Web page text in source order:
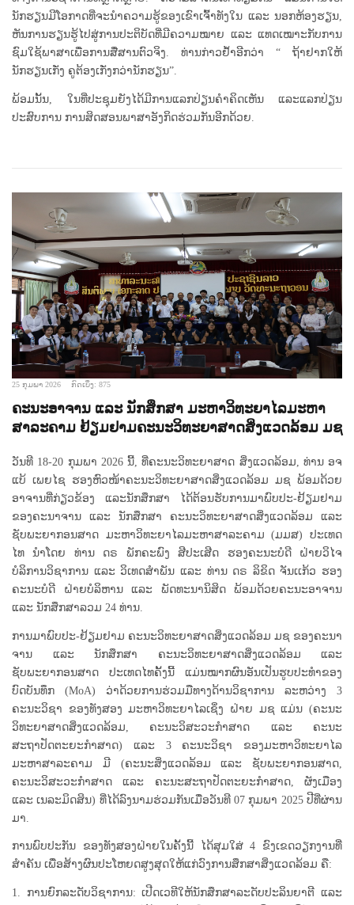
ນັກຮຽນມີໂອກາດທີ່ຈະນໍາຄວາມຮູ້ຂອງເຂົາເຈົ້າທັງໃນ ແລະ ນອກຫ້ອງຮຽນ,
ຫັນການຮຽນຮູ້ໄປສູ່ການປະຕິບັດທີ່ມີຄວາມໝາຍ ແລະ ແທດເໝາະກັບການ
ຊົມໃຊ້ພາສາເພື່ອການສື່ສານຕົວຈິງ. ທ່ານກ່າວຢໍ້າອີກວ່າ “ ຖ້າຢາກໃຫ້
ນັກຮຽນເກັ່ງ ຄູຕ້ອງເກັ່ງກວ່ານັກຮຽນ”.
ພ້ອມນັ້ນ, ໃນທີ່ປະຊຸມຍັງໄດ້ມີການແລກປ່ຽນຄຳຄິດເຫັນ ແລະແລກປ່ຽນ
ປະສົບການ ການສິດສອນພາສາອັງກິດຮ່ວມກັນອີກດ້ວຍ.
25 ກຸມພາ 2026 ກົດເບິ່ງ: 875
ຄະນະອາຈານ ແລະ ນັກສຶກສາ ມະຫາວິທະຍາໄລມະຫາ
ສາລະຄາມ ຢ້ຽມຢາມຄະນະວິທະຍາສາດສິ່ງແວດລ້ອມ ມຊ
ວັນທີ 18-20 ກຸມພາ 2026 ນີ້, ທີ່ຄະນະວິທະຍາສາດ ສິ່ງແວດລ້ອມ, ທ່ານ ອຈ
ແບ້ ເພຍໄຊ ຮອງຫົວໜ້າຄະນະວິທະຍາສາດສິ່ງແວດລ້ອມ ມຊ ພ້ອມດ້ວຍ
ອາຈານທີ່ກ່ຽວຂ້ອງ ແລະນັກສຶກສາ ໄດ້ຕ້ອນຮັບການມາພົບປະ-ຢ້ຽມຢາມ
ຂອງຄະນາຈານ ແລະ ນັກສຶກສາ ຄະນະວິທະຍາສາດສິ່ງແວດລ້ອມ ແລະ
ຊັບພະຍາກອນສາດ ມະຫາວິທະຍາໄລມະຫາສາລະຄາມ (ມມສ) ປະເທດ
ໄທ ນຳໂດຍ ທ່ານ ດຣ ພັກຄະພົງ ສີປະເສີດ ຮອງຄະນະບໍດີ ຝ່າຍວິໄຈ
ບໍລິການວິຊາການ ແລະ ວິເທດສຳພັນ ແລະ ທ່ານ ດຣ ລິຂິດ ຈັນເເກ້ວ ຮອງ
ຄະນະບໍດີ ຝ່າຍບໍລິຫານ ແລະ ພັດທະນານິສິດ ພ້ອມດ້ວຍຄະນະອາຈານ
ແລະ ນັກສຶກສາລວມ 24 ທ່ານ.
ການມາພົບປະ-ຢ້ຽມຢາມ ຄະນະວິທະຍາສາດສິ່ງແວດລ້ອມ ມຊ ຂອງຄະນາ
ຈານ ແລະ ນັກສຶກສາ ຄະນະວິທະຍາສາດສິ່ງແວດລ້ອມ ແລະ
ຊັບພະຍາກອນສາດ ປະເທດໄທຄັ້ງນີ້ ແມ່ນໝາກຜົນອັນເປັນຮູບປະທຳຂອງ
ບົດບັນທຶກ (MoA) ວ່າດ້ວຍການຮ່ວມມືທາງດ້ານວິຊາການ ລະຫວ່າງ 3
ຄະນະວິຊາ ຂອງທັງສອງ ມະຫາວິທະຍາໄລເຊິ່ງ ຝ່າຍ ມຊ ແມ່ນ (ຄະນະ
ວິທະຍາສາດສິ່ງແວດລ້ອມ, ຄະນະວິສະວະກຳສາດ ແລະ ຄະນະ
ສະຖາປັດຕະຍະກຳສາດ) ແລະ 3 ຄະນະວິຊາ ຂອງມະຫາວິທະຍາໄລ
ມະຫາສາລະຄາມ ມີ (ຄະນະສິ່ງແວດລ້ອມ ແລະ ຊັບພະຍາກອນສາດ,
ຄະນະວິສະວະກຳສາດ ແລະ ຄະນະສະຖາປັດຕະຍະກຳສາດ, ຜັງເມືອງ
ແລະ ເນລະມິດສິນ) ທີ່ໄດ້ລົງນາມຮ່ວມກັນເມື່ອວັນທີ 07 ກຸມພາ 2025 ປີທີ່ຜ່ານ
ມາ.
ການພົບປະກັນ ຂອງທັງສອງຝ່າຍໃນຄັ້ງນີ້ ໄດ້ສຸມໃສ່ 4 ຂົງເຂດວຽກງານທີ່
ສຳຄັນ ເພື່ອສ້າງຜົນປະໂຫຍດສູງສຸດໃຫ້ແກ່ວົງການສຶກສາສິ່ງແວດລ້ອມ ຄື:
1. ການຍົກລະດັບວິຊາການ: ເປີດເວທີໃຫ້ນັກສຶກສາລະດັບປະລິນຍາຕີ ແລະ